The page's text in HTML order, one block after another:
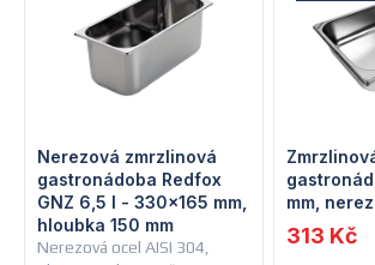
p
s
p
Nerezová ocel AISI 304,
Nerezová zmrzlinová
gastronádoba Redfox
GNZ 6,5 l - 330x165 mm,
hloubka 150 mm
mm,
313 Kč